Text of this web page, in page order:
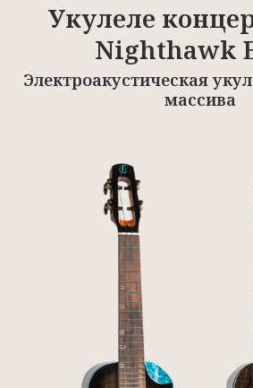
Укулеле
Nighthawk
Электроакустическая
массива